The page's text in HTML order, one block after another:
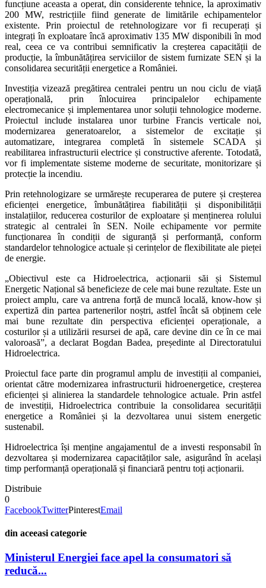
funcțiune aceasta a operat, din considerente tehnice, la aproximativ
200 MW, restricțiile fiind generate de limitările echipamentelor
existente. Prin proiectul de retehnologizare vor fi recuperați și
integrați în exploatare încă aproximativ 135 MW disponibili în mod
real, ceea ce va contribui semnificativ la creșterea capacității de
producție, la îmbunătățirea serviciilor de sistem furnizate SEN și la
consolidarea securității energetice a României.
Investiția vizează pregătirea centralei pentru un nou ciclu de viață
operațională, prin înlocuirea principalelor echipamente
electromecanice și implementarea unor soluții tehnologice moderne.
Proiectul include instalarea unor turbine Francis verticale noi,
modernizarea generatoarelor, a sistemelor de excitație și
automatizare, integrarea completă în sistemele SCADA și
reabilitarea infrastructurii electrice și constructive aferente. Totodată,
vor fi implementate sisteme moderne de securitate, monitorizare și
protecție la incendiu.
Prin retehnologizare se urmărește recuperarea de putere și creșterea
eficienței energetice, îmbunătățirea fiabilității și disponibilității
instalațiilor, reducerea costurilor de exploatare și menținerea rolului
strategic al centralei în SEN. Noile echipamente vor permite
funcționarea în condiții de siguranță și performanță, conform
standardelor tehnologice actuale și cerințelor de flexibilitate ale pieței
de energie.
„Obiectivul este ca Hidroelectrica, acționarii săi și Sistemul
Energetic Național să beneficieze de cele mai bune rezultate. Este un
proiect amplu, care va antrena forță de muncă locală, know-how și
expertiză din partea partenerilor noștri, astfel încât să obținem cele
mai bune rezultate din perspectiva eficienței operaționale, a
costurilor și a utilizării resursei de apă, care devine din ce în ce mai
valoroasă”, a declarat Bogdan Badea, președinte al Directoratului
Hidroelectrica.
Proiectul face parte din programul amplu de investiții al companiei,
orientat către modernizarea infrastructurii hidroenergetice, creșterea
eficienței și alinierea la standardele tehnologice actuale. Prin astfel
de investiții, Hidroelectrica contribuie la consolidarea securității
energetice a României și la dezvoltarea unui sistem energetic
sustenabil.
Hidroelectrica își menține angajamentul de a investi responsabil în
dezvoltarea și modernizarea capacităților sale, asigurând în același
timp performanță operațională și financiară pentru toți acționarii.
Distribuie
0
FacebookTwitterPinterestEmail
din aceeasi categorie
Ministerul Energiei face apel la consumatori să
reducă...